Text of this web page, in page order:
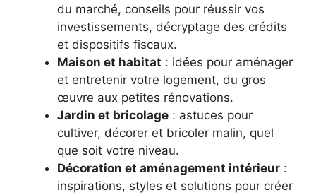
du marché, conseils pour réussir vos
investissements, décryptage des crédits
et dispositifs fiscaux.
Maison et habitat : idées pour aménager
et entretenir votre logement, du gros
œuvre aux petites rénovations.
Jardin et bricolage : astuces pour
cultiver, décorer et bricoler malin, quel
que soit votre niveau.
Décoration et aménagement intérieur :
inspirations, styles et solutions pour créer